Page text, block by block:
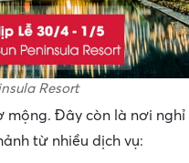
Resort
mộng. Đây còn là nơi nghỉ
từ nhiều dịch vụ: